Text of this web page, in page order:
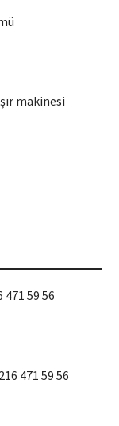
makinesi
471 59 56
471 59 56